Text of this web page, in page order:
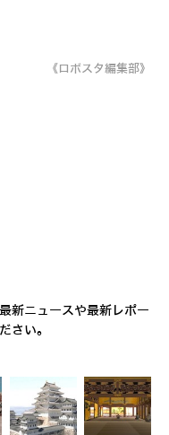
《ロボスタ編集部》
新ニュースや最新レポー
さい。